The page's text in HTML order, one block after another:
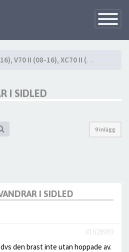
Toggle
V70 II (08-16), XC70 II (08-16)
I SIDLED
9 inlägg
I SIDLED
#1628909
den brast inte utan hoppade av.